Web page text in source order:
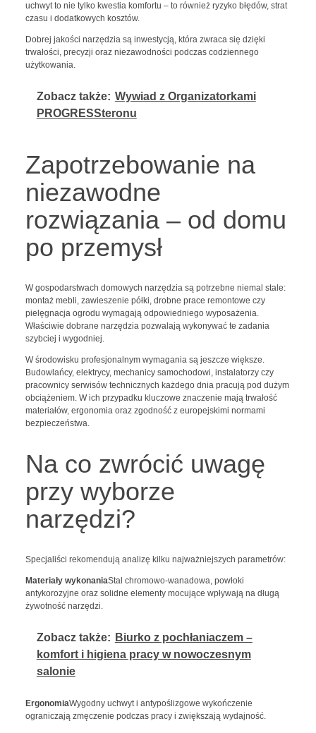
uchwyt to nie tylko kwestia komfortu – to również ryzyko błędów, strat
czasu i dodatkowych kosztów.
Dobrej jakości narzędzia są inwestycją, która zwraca się dzięki
trwałości, precyzji oraz niezawodności podczas codziennego
użytkowania.
Zobacz także: Wywiad z Organizatorkami
PROGRESSteronu
Zapotrzebowanie na
niezawodne
rozwiązania – od domu
po przemysł
W gospodarstwach domowych narzędzia są potrzebne niemal stale:
montaż mebli, zawieszenie półki, drobne prace remontowe czy
pielęgnacja ogrodu wymagają odpowiedniego wyposażenia.
Właściwie dobrane narzędzia pozwalają wykonywać te zadania
szybciej i wygodniej.
W środowisku profesjonalnym wymagania są jeszcze większe.
Budowlańcy, elektrycy, mechanicy samochodowi, instalatorzy czy
pracownicy serwisów technicznych każdego dnia pracują pod dużym
obciążeniem. W ich przypadku kluczowe znaczenie mają trwałość
materiałów, ergonomia oraz zgodność z europejskimi normami
bezpieczeństwa.
Na co zwrócić uwagę
przy wyborze
narzędzi?
Specjaliści rekomendują analizę kilku najważniejszych parametrów:
Materiały wykonaniaStal chromowo-wanadowa, powłoki
antykorozyjne oraz solidne elementy mocujące wpływają na długą
żywotność narzędzi.
Zobacz także: Biurko z pochłaniaczem –
komfort i higiena pracy w nowoczesnym
salonie
ErgonomiaWygodny uchwyt i antypoślizgowe wykończenie
ograniczają zmęczenie podczas pracy i zwiększają wydajność.